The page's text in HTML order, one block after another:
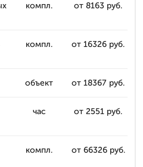
компл. от 8163 руб.
компл. от 16326 руб.
объект от 18367 руб.
час от 2551 руб.
компл. от 66326 руб.